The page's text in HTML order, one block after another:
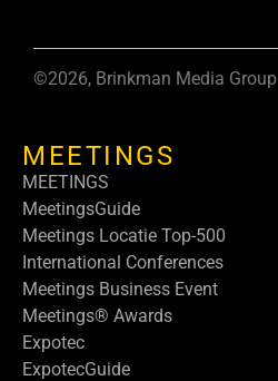
©2026, Brinkman Media Group
MEETINGS
MEETINGS
MeetingsGuide
Meetings Locatie Top-500
International Conferences
Meetings Business Event
Meetings® Awards
Expotec
ExpotecGuide